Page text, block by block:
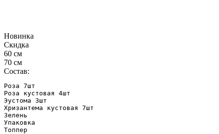
Новинка
Скидка
60 см
70 см
Состав:
Роза 7шт
Роза кустовая 4шт
Эустома 3шт
Хризантема кустовая 7шт
Зелень
Упаковка
Топпер